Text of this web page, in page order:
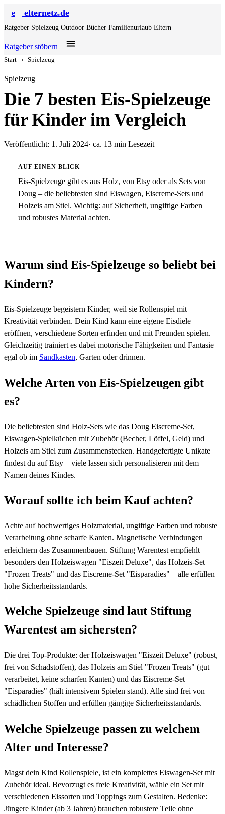
e elternetz.de
Ratgeber Spielzeug Outdoor Bücher Familienurlaub Eltern
Ratgeber stöbern
Start › Spielzeug
Spielzeug
Die 7 besten Eis-Spielzeuge
für Kinder im Vergleich
Veröffentlicht: 1. Juli 2024· ca. 13 min Lesezeit
AUF EINEN BLICK
Eis-Spielzeuge gibt es aus Holz, von Etsy oder als Sets von
Doug – die beliebtesten sind Eiswagen, Eiscreme-Sets und
Holzeis am Stiel. Wichtig: auf Sicherheit, ungiftige Farben
und robustes Material achten.
Warum sind Eis-Spielzeuge so beliebt bei
Kindern?
Eis-Spielzeuge begeistern Kinder, weil sie Rollenspiel mit
Kreativität verbinden. Dein Kind kann eine eigene Eisdiele
eröffnen, verschiedene Sorten erfinden und mit Freunden spielen.
Gleichzeitig trainiert es dabei motorische Fähigkeiten und Fantasie –
egal ob im Sandkasten, Garten oder drinnen.
Welche Arten von Eis-Spielzeugen gibt
es?
Die beliebtesten sind Holz-Sets wie das Doug Eiscreme-Set,
Eiswagen-Spielküchen mit Zubehör (Becher, Löffel, Geld) und
Holzeis am Stiel zum Zusammenstecken. Handgefertigte Unikate
findest du auf Etsy – viele lassen sich personalisieren mit dem
Namen deines Kindes.
Worauf sollte ich beim Kauf achten?
Achte auf hochwertiges Holzmaterial, ungiftige Farben und robuste
Verarbeitung ohne scharfe Kanten. Magnetische Verbindungen
erleichtern das Zusammenbauen. Stiftung Warentest empfiehlt
besonders den Holzeiswagen "Eiszeit Deluxe", das Holzeis-Set
"Frozen Treats" und das Eiscreme-Set "Eisparadies" – alle erfüllen
hohe Sicherheitsstandards.
Welche Spielzeuge sind laut Stiftung
Warentest am sichersten?
Die drei Top-Produkte: der Holzeiswagen "Eiszeit Deluxe" (robust,
frei von Schadstoffen), das Holzeis am Stiel "Frozen Treats" (gut
verarbeitet, keine scharfen Kanten) und das Eiscreme-Set
"Eisparadies" (hält intensivem Spielen stand). Alle sind frei von
schädlichen Stoffen und erfüllen gängige Sicherheitsstandards.
Welche Spielzeuge passen zu welchem
Alter und Interesse?
Magst dein Kind Rollenspiele, ist ein komplettes Eiswagen-Set mit
Zubehör ideal. Bevorzugt es freie Kreativität, wähle ein Set mit
verschiedenen Eissorten und Toppings zum Gestalten. Bedenke:
Jüngere Kinder (ab 3 Jahren) brauchen robustere Teile ohne